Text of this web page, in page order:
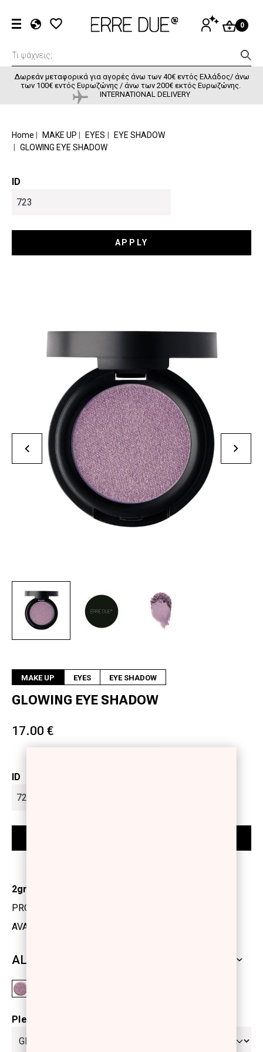
EN
FR
User
ΕΊΣΟΔΟΣ0
Δωρεάν μεταφορικά για αγορές άνω των 40€ εντός Ελλάδος/ άνω
των 100€ εντός Ευρωζώνης / άνω των 200€ εκτός Ευρωζώνης.
INTERNATIONAL DELIVERY
BREADCRUMB
Home MAKE UP EYES
EYE SHADOW
GLOWING EYE SHADOW
ID
MAKE UP EYES EYE SHADOW
GLOWING EYE SHADOW
17.00 €
ID
2gr
PRODUCT CODE: 1113350
AVAILABILITY: IN STOCK
ALL SHADES
Please select